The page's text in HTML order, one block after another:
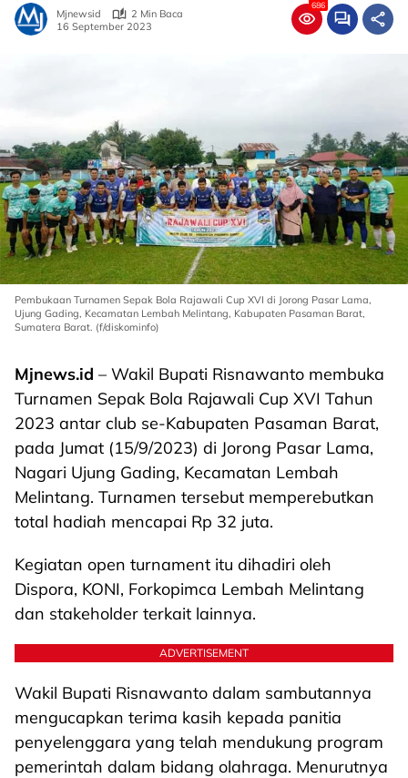
Mjnewsid
2 Min Baca
16 September 2023
686
Pembukaan Turnamen Sepak Bola Rajawali Cup XVI di Jorong Pasar Lama,
Ujung Gading, Kecamatan Lembah Melintang, Kabupaten Pasaman Barat,
Sumatera Barat. (f/diskominfo)
Mjnews.id – Wakil Bupati Risnawanto membuka
Turnamen Sepak Bola Rajawali Cup XVI Tahun
2023 antar club se-Kabupaten Pasaman Barat,
pada Jumat (15/9/2023) di Jorong Pasar Lama,
Nagari Ujung Gading, Kecamatan Lembah
Melintang. Turnamen tersebut memperebutkan
total hadiah mencapai Rp 32 juta.
Kegiatan open turnament itu dihadiri oleh
Dispora, KONI, Forkopimca Lembah Melintang
dan stakeholder terkait lainnya.
ADVERTISEMENT
Wakil Bupati Risnawanto dalam sambutannya
mengucapkan terima kasih kepada panitia
penyelenggara yang telah mendukung program
pemerintah dalam bidang olahraga. Menurutnya